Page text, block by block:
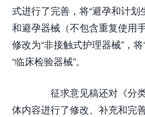
式进行了完善，将“避孕和计划
和避孕器械（不包含重复使用
修改为“非接触式护理器械”，
“临床检验器械”。
征求意见稿还对《分类
体内容进行了修改、补充和完